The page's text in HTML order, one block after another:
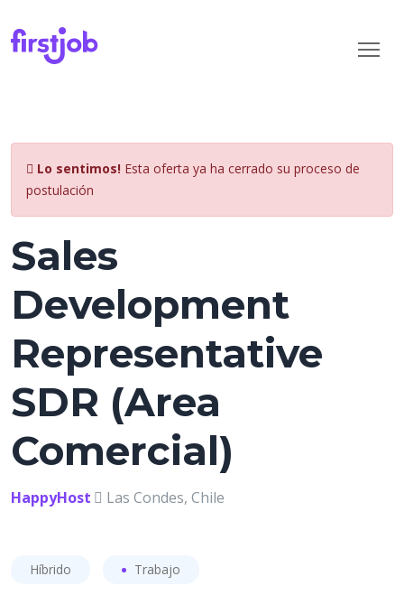
Lo sentimos! Esta oferta ya ha cerrado su proceso de
postulación
Sales
Development
Representative
SDR (Area
Comercial)
HappyHost Las Condes, Chile
Híbrido Trabajo